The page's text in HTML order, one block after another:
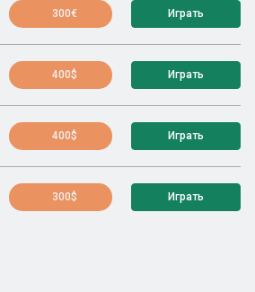
300€ Играть
400$ Играть
400$ Играть
300$ Играть